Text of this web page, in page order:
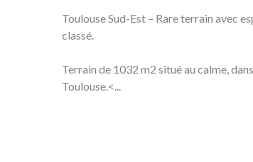
Toulouse Sud-Est – Rare terrain avec
classé.
Terrain de 1032 m2 situé au calme,
Toulouse.<...